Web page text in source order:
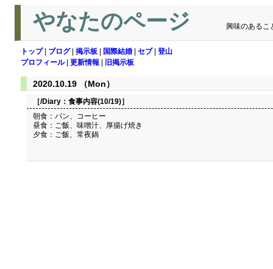
やなたのページ 興味のあるこ
トップ| ブログ| 掲示板 国際結婚 セブ| 登山
プロフィール| 更新情報 旧掲示板
2020.10.19 （Mon）
［/Diary： 食事内容(10/19)］
朝食：パン、コーヒー
昼食：ご飯、味噌汁、厚揚げ焼き
夕食：ご飯、常夜鍋